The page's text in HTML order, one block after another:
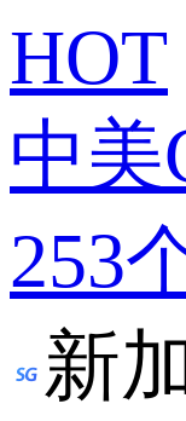
HOT
中美
253
新